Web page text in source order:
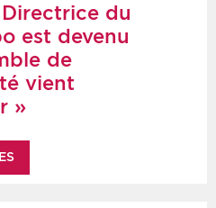
du
est devenu
de
vient
»